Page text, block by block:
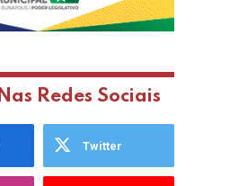
Redes Sociais
Twitter